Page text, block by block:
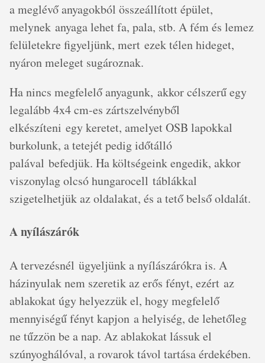
a meglévő anyagokból összeállított épület,
melynek anyaga lehet fa, pala, stb. A fém és lemez
felületekre figyeljünk, mert ezek télen hideget,
nyáron meleget sugároznak.
Ha nincs megfelelő anyagunk, akkor célszerű egy
legalább 4x4 cm-es zártszelvényből
elkészíteni egy keretet, amelyet OSB lapokkal
burkolunk, a tetejét pedig időtálló
palával befedjük. Ha költségeink engedik, akkor
viszonylag olcsó hungarocell táblákkal
szigetelhetjük az oldalakat, és a tető belső oldalát.
A nyílászárók
A tervezésnél ügyeljünk a nyílászárókra is. A
házinyulak nem szeretik az erős fényt, ezért az
ablakokat úgy helyezzük el, hogy megfelelő
mennyiségű fényt kapjon a helyiség, de lehetőleg
ne tűzzön be a nap. Az ablakokat lássuk el
szúnyoghálóval, a rovarok távol tartása érdekében.